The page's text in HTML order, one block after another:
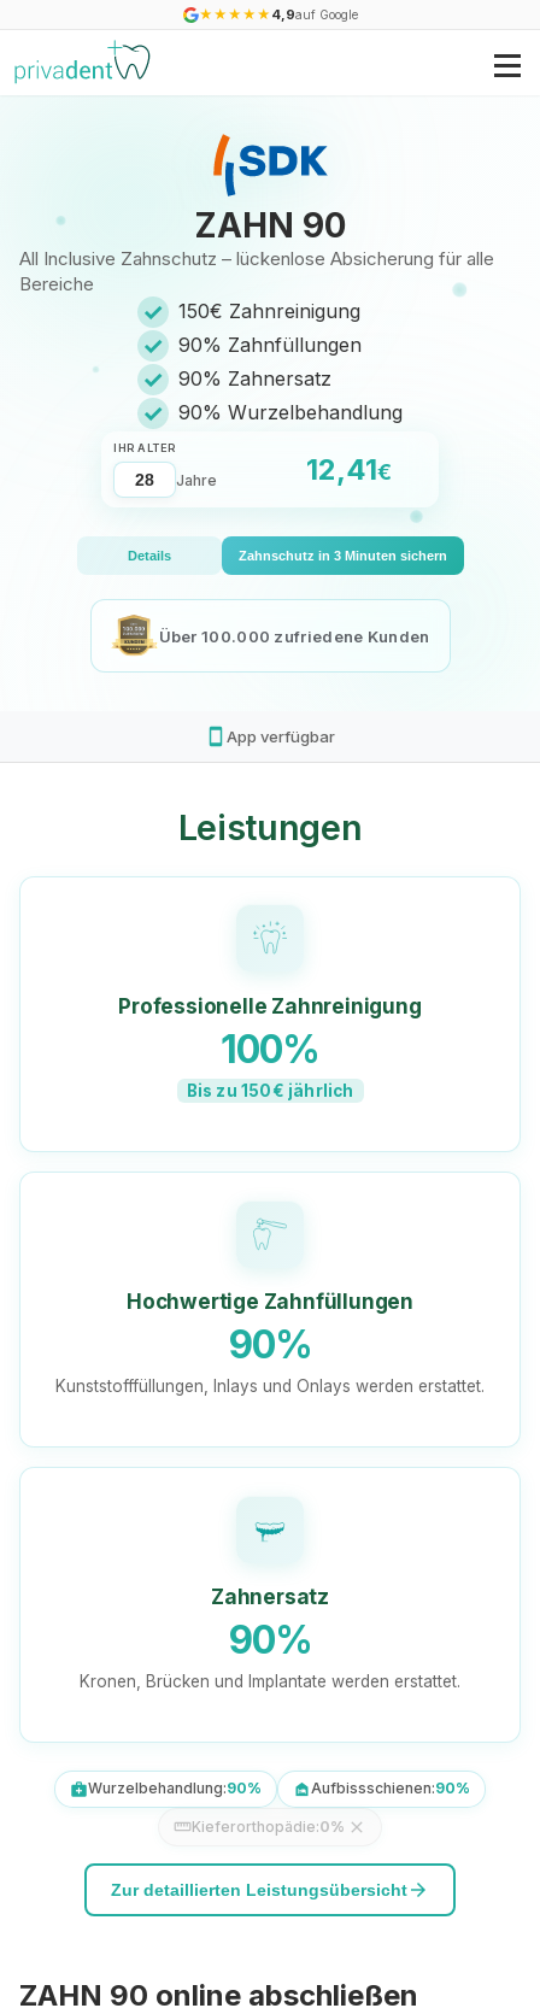
★ ★ ★ ★ ★ 4,9auf Google
ZAHN 90
All Inclusive Zahnschutz – lückenlose Absicherung für alle
Bereiche
✓ 150€ Zahnreinigung
✓ 90% Zahnfüllungen
✓ 90% Zahnersatz
✓ 90% Wurzelbehandlung
IHR ALTER
Jahre 12,41€
Details Zahnschutz in 3 Minuten sichern
Über 100.000 zufriedene Kunden
smartphone App verfügbar
Leistungen
Professionelle Zahnreinigung
100%
Bis zu 150€ jährlich
Hochwertige Zahnfüllungen
90%
Kunststofffüllungen, Inlays und Onlays werden erstattet.
Zahnersatz
90%
Kronen, Brücken und Implantate werden erstattet.
medical_servicesWurzelbehandlung:90% night_shelterAufbissschienen:90%
straightenKieferorthopädie:0% close
Zur detaillierten Leistungsübersichtarrow_forward
ZAHN 90 online abschließen